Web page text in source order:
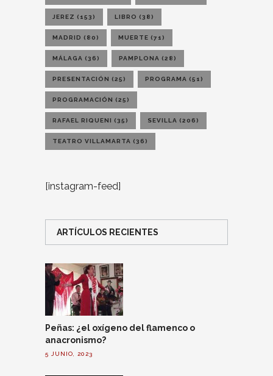
JEREZ (153) LIBRO (38)
MADRID (80) MUERTE (71)
MÁLAGA (36) PAMPLONA (28)
PRESENTACIÓN (25) PROGRAMA (51)
PROGRAMACIÓN (25)
RAFAEL RIQUENI (35) SEVILLA (206)
TEATRO VILLAMARTA (36)
[instagram-feed]
ARTÍCULOS RECIENTES
Peñas: ¿el oxígeno del flamenco o
anacronismo?
5 JUNIO, 2023